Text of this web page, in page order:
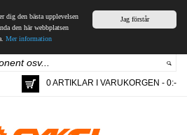
Jag förstår
dig den bästa upplevelsen
den här webbplatsen
Mer information
0 ARTIKLAR I VARUKORGEN - 0:-